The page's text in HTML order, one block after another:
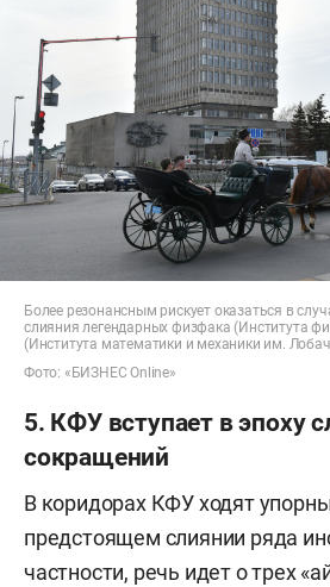
Более резонансным рискует оказаться в
слияния легендарных физфака (Института
(Института математики и механики им.
Фото: «БИЗНЕС Online»
5. КФУ вступает в эпоху
сокращений
В коридорах КФУ ходят
предстоящем слиянии ряда
частности, речь идет о трех